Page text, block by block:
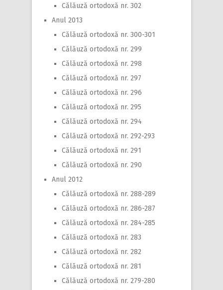
Călăuză ortodoxă nr. 302
Anul 2013
Călăuză ortodoxă nr. 300-301
Călăuză ortodoxă nr. 299
Călăuză ortodoxă nr. 298
Călăuză ortodoxă nr. 297
Călăuză ortodoxă nr. 296
Călăuză ortodoxă nr. 295
Călăuză ortodoxă nr. 294
Călăuză ortodoxă nr. 292-293
Călăuză ortodoxă nr. 291
Călăuză ortodoxă nr. 290
Anul 2012
Călăuză ortodoxă nr. 288-289
Călăuză ortodoxă nr. 286-287
Călăuză ortodoxă nr. 284-285
Călăuză ortodoxă nr. 283
Călăuză ortodoxă nr. 282
Călăuză ortodoxă nr. 281
Călăuză ortodoxă nr. 279-280